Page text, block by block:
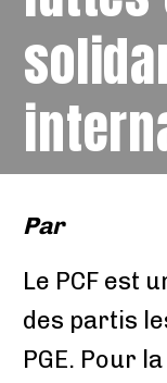
Par
Le PCF est
des partis
PGE. Pour